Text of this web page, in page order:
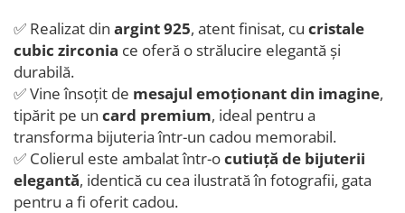
✅ Realizat din argint 925, atent finisat, cu cristale
cubic zirconia ce oferă o strălucire elegantă și
durabilă.
✅ Vine însoțit de mesajul emoționant din imagine,
tipărit pe un card premium, ideal pentru a
transforma bijuteria într-un cadou memorabil.
✅ Colierul este ambalat într-ocutiuță de bijuterii
elegantă, identică cu cea ilustrată în fotografii, gata
pentru a fi oferit cadou.